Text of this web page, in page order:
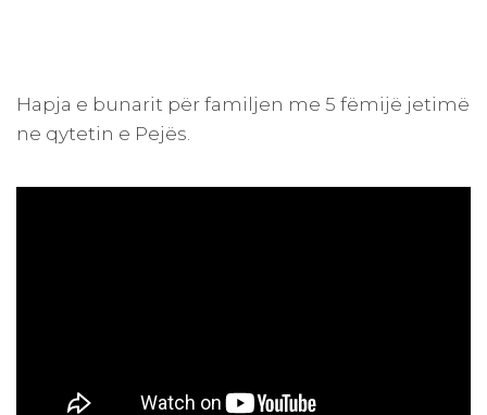
Hapja e bunarit për familjen me 5 fëmijë jetimë
ne qytetin e Pejës.